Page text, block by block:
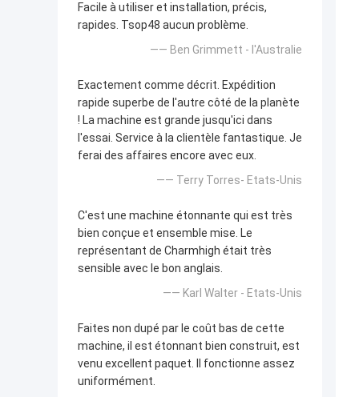
Facile à utiliser et installation, précis,
rapides. Tsop48 aucun problème.
—— Ben Grimmett - l'Australie
Exactement comme décrit. Expédition
rapide superbe de l'autre côté de la planète
! La machine est grande jusqu'ici dans
l'essai. Service à la clientèle fantastique. Je
ferai des affaires encore avec eux.
—— Terry Torres- Etats-Unis
C'est une machine étonnante qui est très
bien conçue et ensemble mise. Le
représentant de Charmhigh était très
sensible avec le bon anglais.
—— Karl Walter - Etats-Unis
Faites non dupé par le coût bas de cette
machine, il est étonnant bien construit, est
venu excellent paquet. Il fonctionne assez
uniformément.